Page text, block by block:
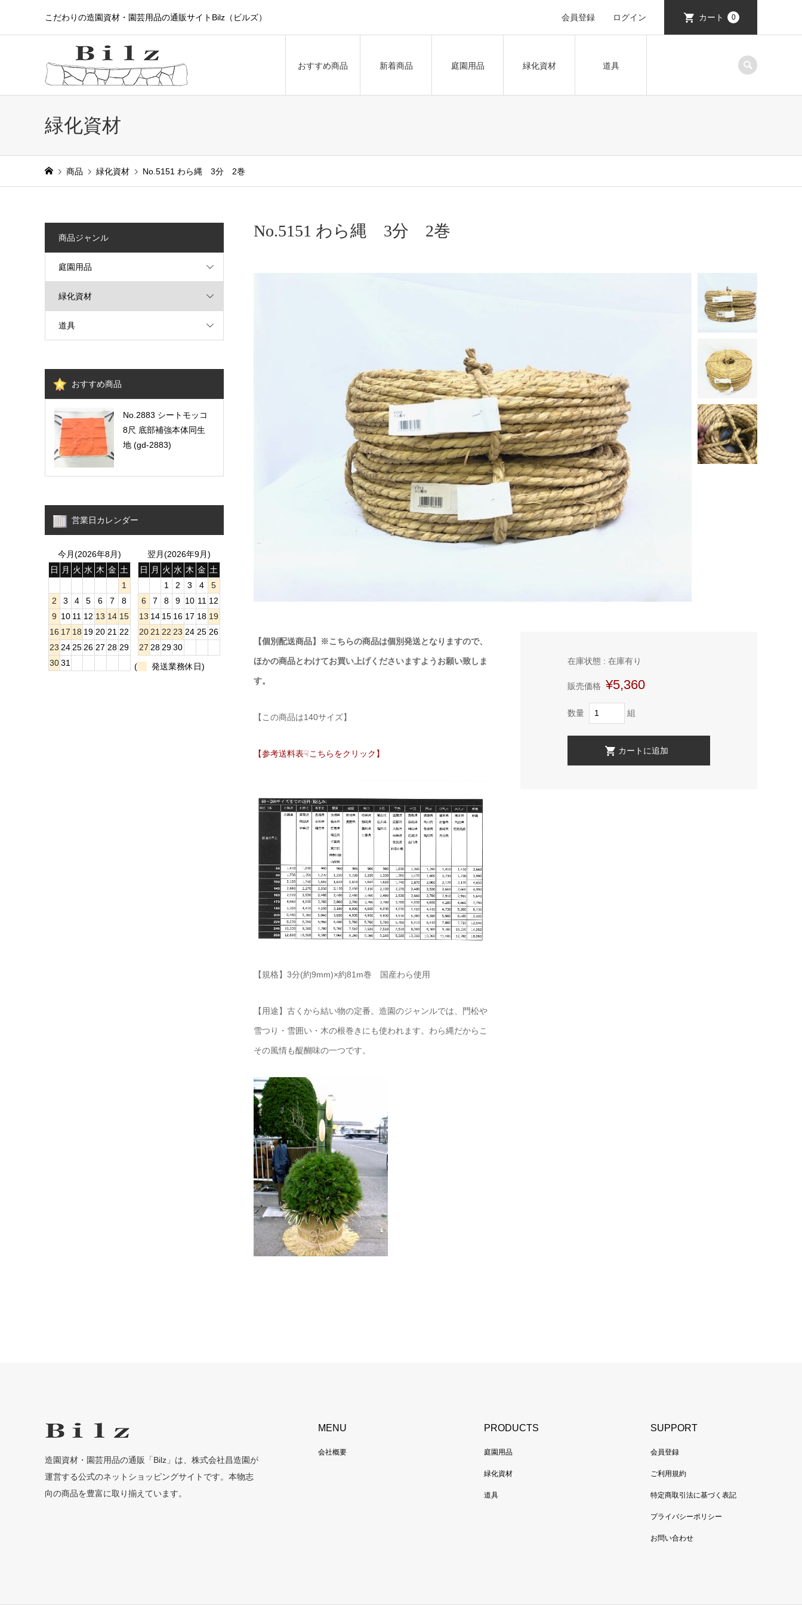
こだわりの造園資材・園芸用品の通販サイトBilz（ビルズ） 会員登録 ログイン カート 0
おすすめ商品 新着商品 庭園用品 緑化資材 道具
緑化資材
商品 緑化資材 No.5151 わら縄 3分 2巻
No.5151 わら縄 3分 2巻
【個別配送商品】※こちらの商品は個別発送となりますので、
ほかの商品とわけてお買い上げくださいますようお願い致しま
す。
【この商品は140サイズ】
【参考送料表☟こちらをクリック】
【規格】3分(約9mm)×約81m巻 国産わら使用
【用途】古くから結い物の定番。造園のジャンルでは、門松や
雪つり・雪囲い・木の根巻きにも使われます。わら縄だからこ
その風情も醍醐味の一つです。
在庫状態 : 在庫有り
販売価格 ¥5,360
数量 組
商品ジャンル
庭園用品
緑化資材
道具
おすすめ商品
No.2883 シートモッコ
8尺 底部補強本体同生
地 (gd-2883)
営業日カレンダー
今月(2026年8月)
日
月 火 水 木 金 土
1
2
3 4 5 6 7
8
9 10 11 12 13 14 15
16 17 18 19 20 21 22
23 24 25 26 27 28 29
30 31
翌月(2026年9月)
日
月 火 水 木 金 土
1
2 3 4
5
6
7 8 9 10 11 12
13 14 15 16 17 18 19
20 21 22 23 24 25 26
27 28 29 30
(
発送業務休日)
造園資材・園芸用品の通販「Bilz」は、株式会社昌造園が
運営する公式のネットショッピングサイトです。本物志
向の商品を豊富に取り揃えています。
MENU
会社概要
PRODUCTS
庭園用品
緑化資材
道具
SUPPORT
会員登録
ご利用規約
特定商取引法に基づく表記
プライバシーポリシー
お問い合わせ